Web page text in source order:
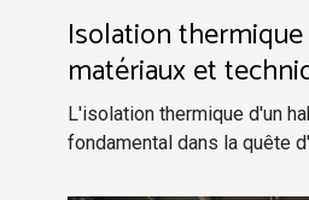
Isolation
matériaux et
foyer
L'isolation thermique d'un
fondamental dans la quête